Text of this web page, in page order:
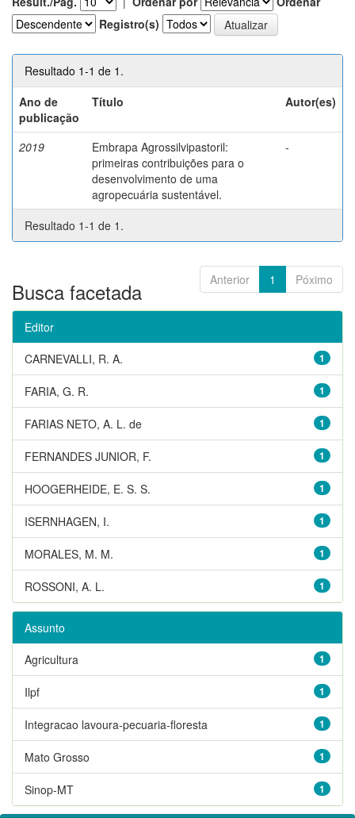
Registro(s)
Resultado 1-1 de 1.
Ano de
publicação
Título Autor(es)
2019
Embrapa Agrossilvipastoril:
primeiras contribuições para o
desenvolvimento de uma
agropecuária sustentável.
-
Resultado 1-1 de 1.
Anterior 1 Póximo
Busca facetada
Editor
1
CARNEVALLI, R. A.
1
FARIA, G. R.
1
FARIAS NETO, A. L. de
1
FERNANDES JUNIOR, F.
1
HOOGERHEIDE, E. S. S.
1
ISERNHAGEN, I.
1
MORALES, M. M.
1
ROSSONI, A. L.
Assunto
1
Agricultura
1
Ilpf
1
Integracao lavoura-pecuaria-floresta
1
Mato Grosso
1
Sinop-MT